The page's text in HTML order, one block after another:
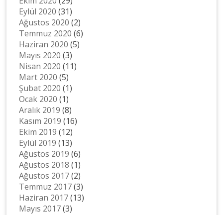
Eylül 2020 (31)
Ağustos 2020 (2)
Temmuz 2020 (6)
Haziran 2020 (5)
Mayıs 2020 (3)
Nisan 2020 (11)
Mart 2020 (5)
Şubat 2020 (1)
Ocak 2020 (1)
Aralık 2019 (8)
Kasım 2019 (16)
Ekim 2019 (12)
Eylül 2019 (13)
Ağustos 2019 (6)
Ağustos 2018 (1)
Ağustos 2017(2)
Temmuz 2017(3)
Haziran 2017(13)
Mayıs 2017(3)